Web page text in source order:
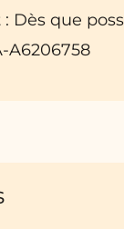
Dès que
A6206758